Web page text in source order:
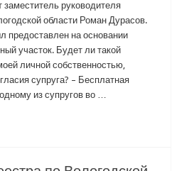
руководителя
области Роман Дурасов.
предоставлен на основании
участок. Будет ли такой
личной собственностью,
супруга? – Бесплатная
из супругов во …